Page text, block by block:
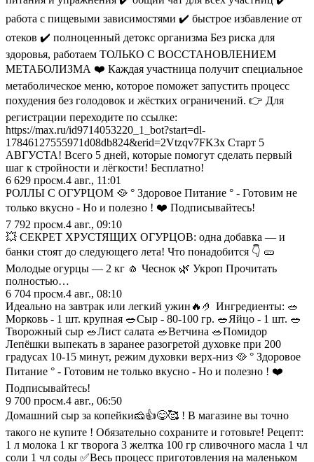
работа с пищевыми зависимостями ✔️ быстрое избавление от
отеков ✔️ полноценный детокс организма Без риска для
здоровья, работаем ТОЛЬКО С ВОССТАНОВЛЕНИЕМ
МЕТАБОЛИЗМА ❤️ Каждая участница получит специальное
метаболическое меню, которое поможет запустить процесс
похудения без голодовок и жёстких ограничений. 👉 Для
регистрации переходите по ссылке:
https://max.ru/id9714053220_1_bot?start=dl-
17846127555971d08db824&erid=2Vtzqv7FK3x Старт 5
АВГУСТА! Всего 5 дней, которые помогут сделать первый
шаг к стройности и лёгкости! Бесплатно!
6 629 просм.4 авг., 11:01
РОЛЛЫ С ОГУРЦОМ 🥘 ° Здоровое Питание ° - Готовим не
только вкусно - Но и полезно ! ❤️ Подписывайтесь!
7 792 просм.4 авг., 09:10
💥 СЕКРЕТ ХРУСТЯЩИХ ОГУРЦОВ: одна добавка — и
банки стоят до следующего лета! Что понадобится 👇 🥒
Молодые огурцы — 2 кг 🧄 Чеснок 🌿 Укроп Прочитать
полностью…
6 704 просм.4 авг., 08:10
Идеально на завтрак или легкий ужин🔥🤌 Ингредиенты: 🥗
Морковь - 1 шт. крупная 🥗Сыр - 80-100 гр. 🥗Яйцо - 1 шт. 🥗
Творожный сыр 🥗Лист салата 🥗Ветчина 🥗Помидор
Лепёшки выпекать в заранее разогретой духовке при 200
градусах 10-15 минут, режим духовки верх-низ 🥘 ° Здоровое
Питание ° - Готовим не только вкусно - Но и полезно ! ❤️
Подписывайтесь!
9 700 просм.4 авг., 06:50
Домашний сыр за копейки🧀👍😋🥰 ! В магазине вы точно
такого не купите ! Обязательно сохраните и готовьте! Рецепт:
1 л молока 1 кг творога 3 желтка 100 гр сливочного масла 1 чл
соли 1 чл соды ✅Весь процесс приготовления на маленьком